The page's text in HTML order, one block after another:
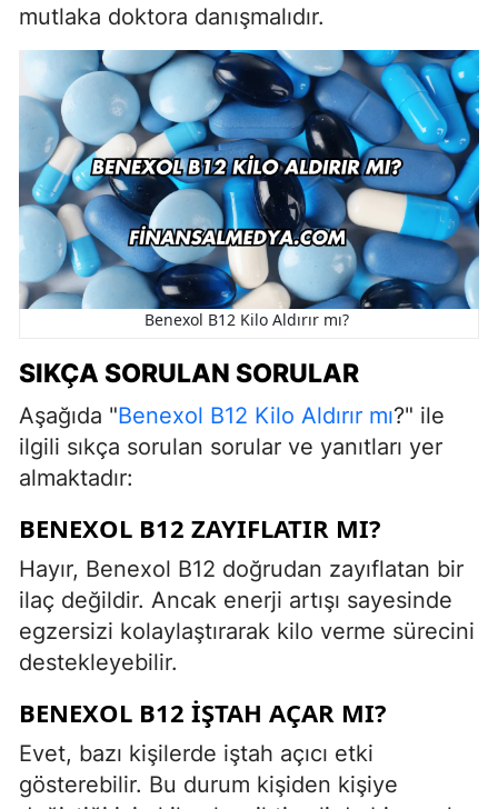
mutlaka doktora danışmalıdır.
Benexol B12 Kilo Aldırır mı?
SIKÇA SORULAN SORULAR
Aşağıda "Benexol B12 Kilo Aldırır mı?" ile
ilgili sıkça sorulan sorular ve yanıtları yer
almaktadır:
BENEXOL B12 ZAYIFLATIR MI?
Hayır, Benexol B12 doğrudan zayıflatan bir
ilaç değildir. Ancak enerji artışı sayesinde
egzersizi kolaylaştırarak kilo verme sürecini
destekleyebilir.
BENEXOL B12 IŞTAH AÇAR MI?
Evet, bazı kişilerde iştah açıcı etki
gösterebilir. Bu durum kişiden kişiye